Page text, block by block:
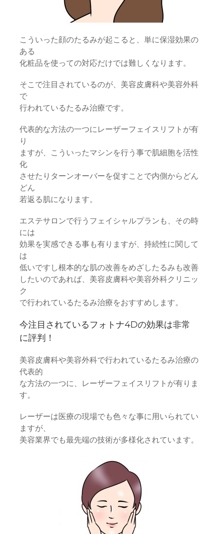
こういった顔のたるみが起こると、単に保湿効果の
ある
化粧品を使っての対応だけでは難しくなります。
そこで注目されているのが、美容皮膚科や美容外科
で
行われているたるみ治療です。
代表的な方法の一つにレーザーフェイスリフトが有
り
ますが、こういったマシンを行う事で肌細胞を活性
化
させたりターンオーバーを促すことで内側からどん
どん
若返る肌になります。
エステサロンで行うフェイシャルプランも、その時
には
効果を実感できる事も有りますが、持続性に関して
は
低いですし根本的な肌の改善をめざしたるみも改善
したいのであれば、美容皮膚科や美容外科クリニッ
ク
で行われているたるみ治療をおすすめします。
今注目されているフォトナ4Dの効果は非常
に評判！
美容皮膚科や美容外科で行われているたるみ治療の
代表的
な方法の一つに、レーザーフェイスリフトが有りま
す。
レーザーは医療の現場でも色々な事に用いられてい
ますが、
美容業界でも最先端の技術が多様化されています。